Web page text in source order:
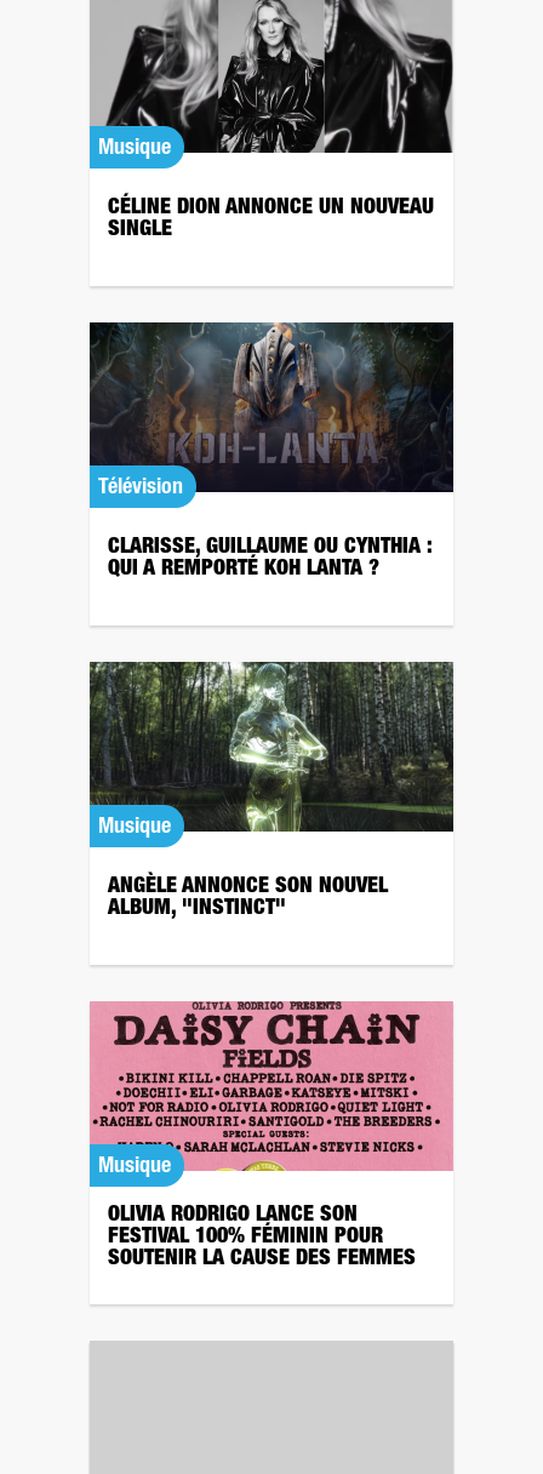
Musique
CÉLINE DION ANNONCE UN NOUVEAU
SINGLE
Télévision
CLARISSE, GUILLAUME OU CYNTHIA :
QUI A REMPORTÉ KOH LANTA ?
Musique
ANGÈLE ANNONCE SON NOUVEL
ALBUM, "INSTINCT"
Musique
OLIVIA RODRIGO LANCE SON
FESTIVAL 100% FÉMININ POUR
SOUTENIR LA CAUSE DES FEMMES